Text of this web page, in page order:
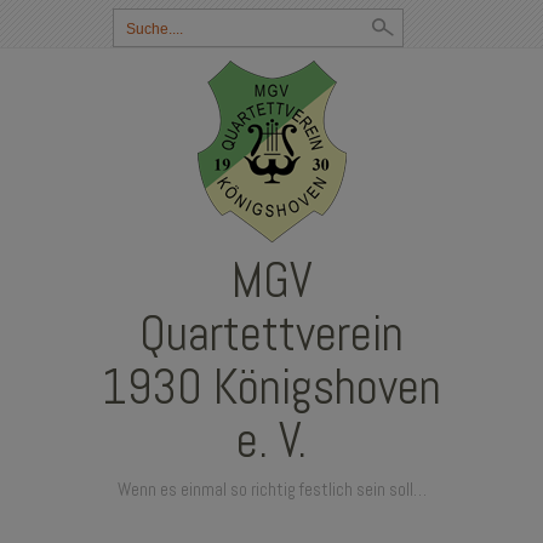
Suchbegriff
eingeben:
MGV
Quartettverein
1930 Königshoven
e. V.
Wenn es einmal so richtig festlich sein soll…